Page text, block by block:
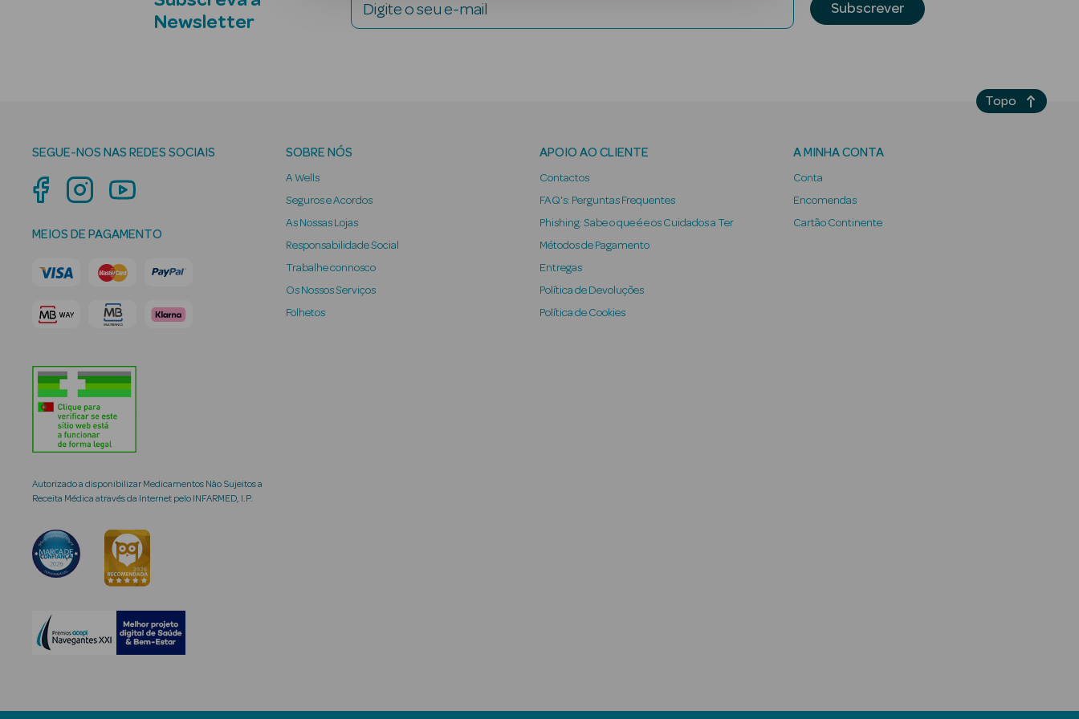
Newsletter
Digite o seu e-mail Subscrever
SEGUE-NOS NAS REDES SOCIAIS
MEIOS DE PAGAMENTO
Autorizado a disponibilizar Medicamentos Não Sujeitos a
Receita Médica através da Internet pelo INFARMED, I.P.
SOBRE NÓS
A Wells
Seguros e Acordos
As Nossas Lojas
Responsabilidade Social
Trabalhe connosco
Os Nossos Serviços
Folhetos
APOIO AO CLIENTE
Contactos
FAQ's: Perguntas Frequentes
Phishing: Sabe o que é e os Cuidados a Ter
Métodos de Pagamento
Entregas
Política de Devoluções
Política de Cookies
A MINHA CONTA
Conta
Encomendas
Cartão Continente
Topo